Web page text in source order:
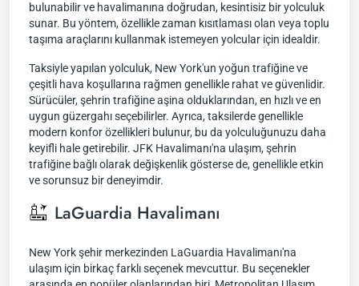
bulunabilir ve havalimanına doğrudan, kesintisiz bir yolculuk
sunar. Bu yöntem, özellikle zaman kısıtlaması olan veya toplu
taşıma araçlarını kullanmak istemeyen yolcular için idealdir.
Taksiyle yapılan yolculuk, New York'un yoğun trafiğine ve
çeşitli hava koşullarına rağmen genellikle rahat ve güvenlidir.
Sürücüler, şehrin trafiğine aşina olduklarından, en hızlı ve en
uygun güzergahı seçebilirler. Ayrıca, taksilerde genellikle
modern konfor özellikleri bulunur, bu da yolculuğunuzu daha
keyifli hale getirebilir. JFK Havalimanı'na ulaşım, şehrin
trafiğine bağlı olarak değişkenlik gösterse de, genellikle etkin
ve sorunsuz bir deneyimdir.
LaGuardia Havalimanı
New York şehir merkezinden LaGuardia Havalimanı'na
ulaşım için birkaç farklı seçenek mevcuttur. Bu seçenekler